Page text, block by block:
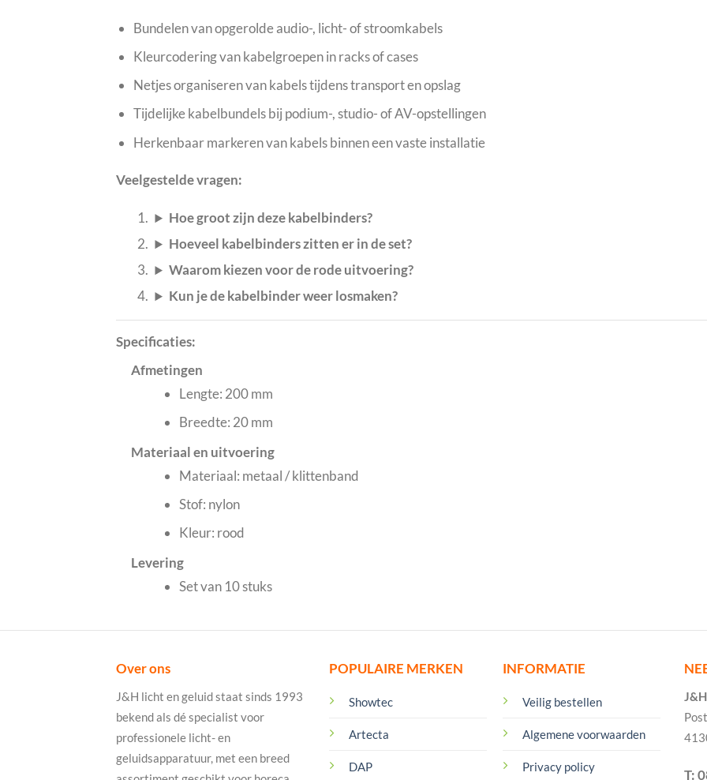
Bundelen van opgerolde audio-, licht- of stroomkabels
Kleurcodering van kabelgroepen in racks of cases
Netjes organiseren van kabels tijdens transport en opslag
Tijdelijke kabelbundels bij podium-, studio- of AV-opstellingen
Herkenbaar markeren van kabels binnen een vaste installatie
Veelgestelde vragen:
Hoe groot zijn deze kabelbinders?
Hoeveel kabelbinders zitten er in de set?
Waarom kiezen voor de rode uitvoering?
Kun je de kabelbinder weer losmaken?
Specificaties:
Afmetingen
Lengte: 200 mm
Breedte: 20 mm
Materiaal en uitvoering
Materiaal: metaal / klittenband
Stof: nylon
Kleur: rood
Levering
Set van 10 stuks
Over ons
J&H licht en geluid staat sinds 1993
bekend als dé specialist voor
professionele licht- en
geluidsapparatuur, met een breed
POPULAIRE MERKEN
Showtec
Artecta
DAP
INFORMATIE
Veilig bestellen
Algemene voorwaarden
Privacy policy T: